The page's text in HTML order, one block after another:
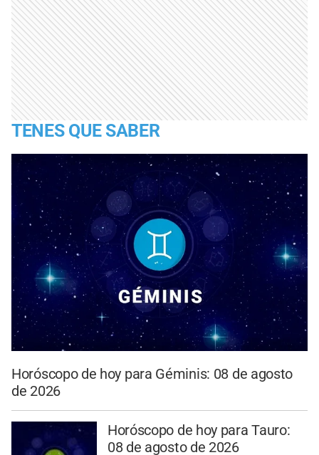
TENES QUE SABER
Horóscopo de hoy para Géminis: 08 de agosto
de 2026
Horóscopo de hoy para Tauro:
08 de agosto de 2026